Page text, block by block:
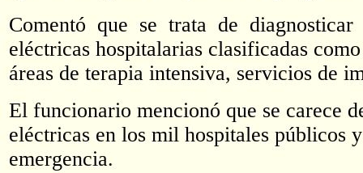
Comentó que se trata de
eléctricas hospitalarias clasificadas
áreas de terapia intensiva, servicios de
El funcionario mencionó que se carece
eléctricas en los mil hospitales públicos
emergencia.